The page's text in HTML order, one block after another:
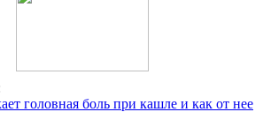
головная боль при кашле и как от нее